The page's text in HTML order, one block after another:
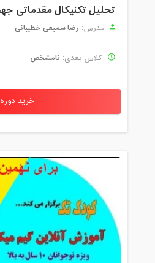
مدرس: رضا سمیعی خطیبانی
کلاس بعدی: نامشخص
خرید دوره